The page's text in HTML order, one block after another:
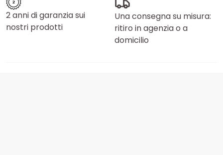
2 anni di garanzia sui
nostri prodotti
Una consegna su misura:
ritiro in agenzia o a
domicilio